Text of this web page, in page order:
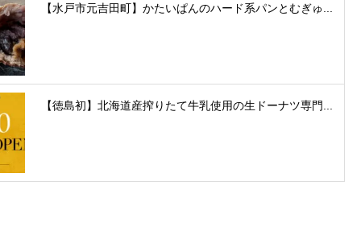
【水戸市元吉田町】かたいぱんのハード系パンとむぎゅ...
【徳島初】北海道産搾りたて牛乳使用の生ドーナツ専門...